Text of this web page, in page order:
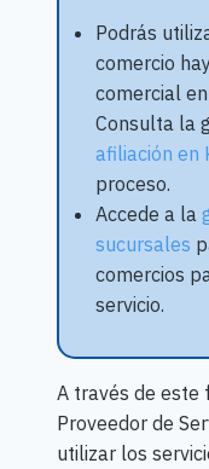
Podrás
comercio
comercial
Consulta la
afiliación en
proceso.
Accede a la
sucursales
comercios
servicio.
A través de este
Proveedor de
utilizar los